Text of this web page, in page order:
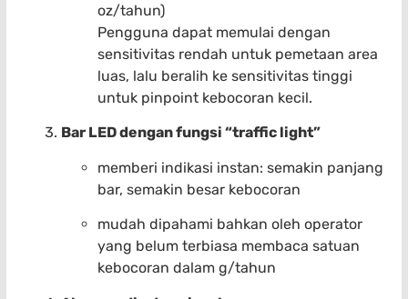
oz/tahun)
Pengguna dapat memulai dengan
sensitivitas rendah untuk pemetaan area
luas, lalu beralih ke sensitivitas tinggi
untuk pinpoint kebocoran kecil.
Bar LED dengan fungsi “traffic light”
memberi indikasi instan: semakin panjang
bar, semakin besar kebocoran
mudah dipahami bahkan oleh operator
yang belum terbiasa membaca satuan
kebocoran dalam g/tahun